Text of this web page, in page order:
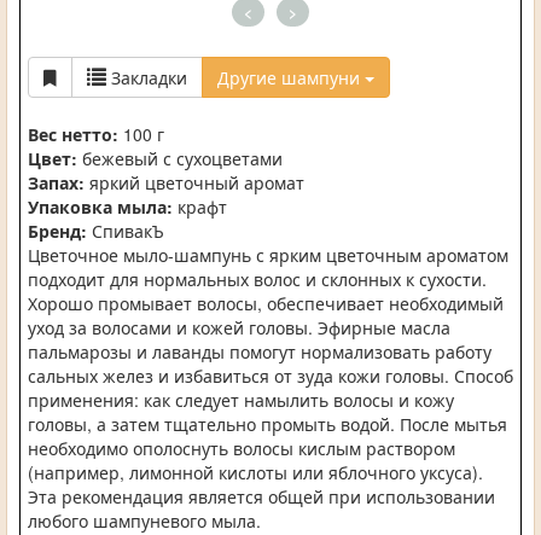
< >
Закладки Другие шампуни
Вес нетто: 100 г
Цвет: бежевый с сухоцветами
Запах: яркий цветочный аромат
Упаковка мыла: крафт
Бренд: СпивакЪ
Цветочное мыло-шампунь с ярким цветочным ароматом
подходит для нормальных волос и склонных к сухости.
Хорошо промывает волосы, обеспечивает необходимый
уход за волосами и кожей головы. Эфирные масла
пальмарозы и лаванды помогут нормализовать работу
сальных желез и избавиться от зуда кожи головы. Способ
применения: как следует намылить волосы и кожу
головы, а затем тщательно промыть водой. После мытья
необходимо ополоснуть волосы кислым раствором
(например, лимонной кислоты или яблочного уксуса).
Эта рекомендация является общей при использовании
любого шампуневого мыла.